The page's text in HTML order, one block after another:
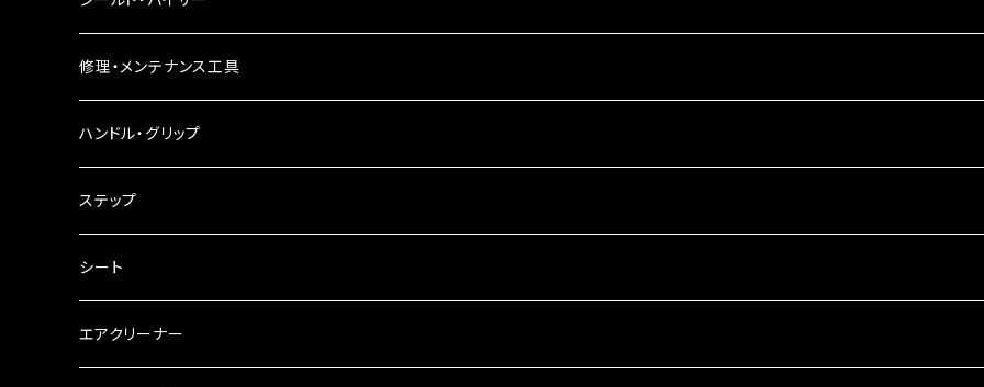
バードゲージウインカー
ウインカークランプ
フォグランプ
配線・リレー
修理・メンテナンス工具
インテークマニホールド
電装・配線・キボシ等
キャブレター
チェーン
ハンドル・グリップ
グリップ
バーハン
ハンドルパーツ
ステップ
シート
エアクリーナー